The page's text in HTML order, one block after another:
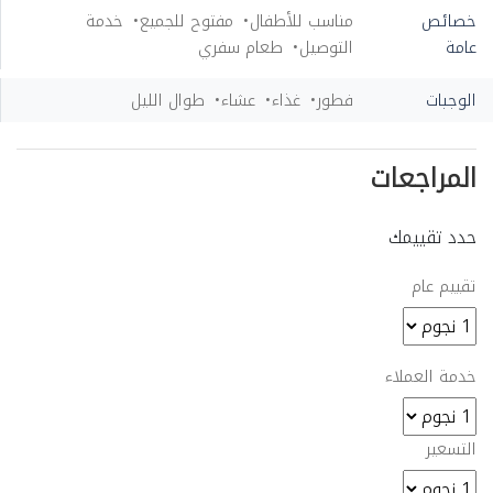
خصائص
عامة
مناسب للأطفال مفتوح للجميع خدمة
التوصيل
طعام سفري
الوجبات
فطور غذاء عشاء طوال الليل
المراجعات
حدد تقييمك
تقييم عام
خدمة العملاء
التسعير